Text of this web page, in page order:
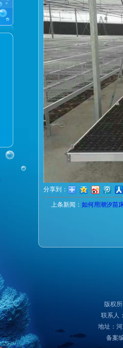
分享到：
上条新闻： 如何用潮汐苗
版权
联系人
地址：
备案